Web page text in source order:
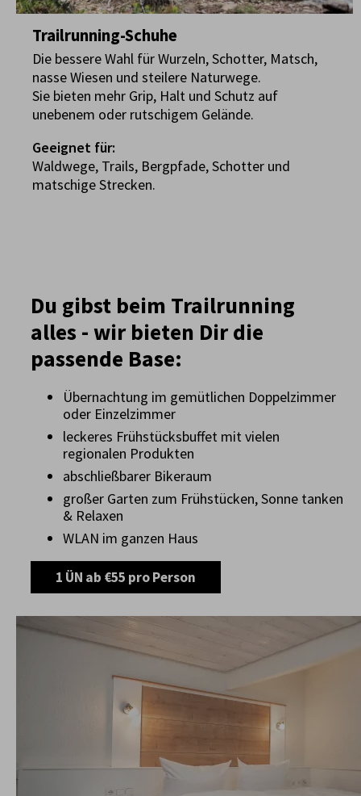
Trailrunning-Schuhe
Die bessere Wahl für Wurzeln, Schotter, Matsch,
nasse Wiesen und steilere Naturwege.
Sie bieten mehr Grip, Halt und Schutz auf
unebenem oder rutschigem Gelände.
Geeignet für:
Waldwege, Trails, Bergpfade, Schotter und
matschige Strecken.
Du gibst beim Trailrunning
alles - wir bieten Dir die
passende Base:
Übernachtung im gemütlichen Doppelzimmer
oder Einzelzimmer
leckeres Frühstücksbuffet mit vielen
regionalen Produkten
abschließbarer Bikeraum
großer Garten zum Frühstücken, Sonne tanken
& Relaxen
WLAN im ganzen Haus
1 ÜN ab €55 pro Person